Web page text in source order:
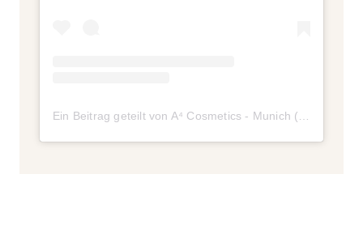
Ein Beitrag geteilt von A⁴ Cosmetics - Munich (@a4cosmetics)